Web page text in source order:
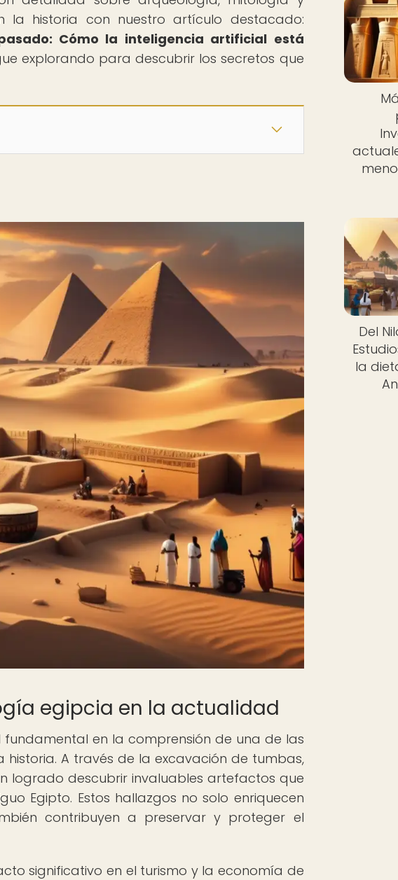
historia con nuestro artículo destacado:
Cómo la inteligencia artificial está
explorando para descubrir los secretos que
egipcia en la actualidad
en la comprensión de una de las
A través de la excavación de tumbas,
logrado descubrir invaluables artefactos que
Egipto. Estos hallazgos no solo enriquecen
contribuyen a preservar y proteger el
significativo en el turismo y la economía de
Del
la